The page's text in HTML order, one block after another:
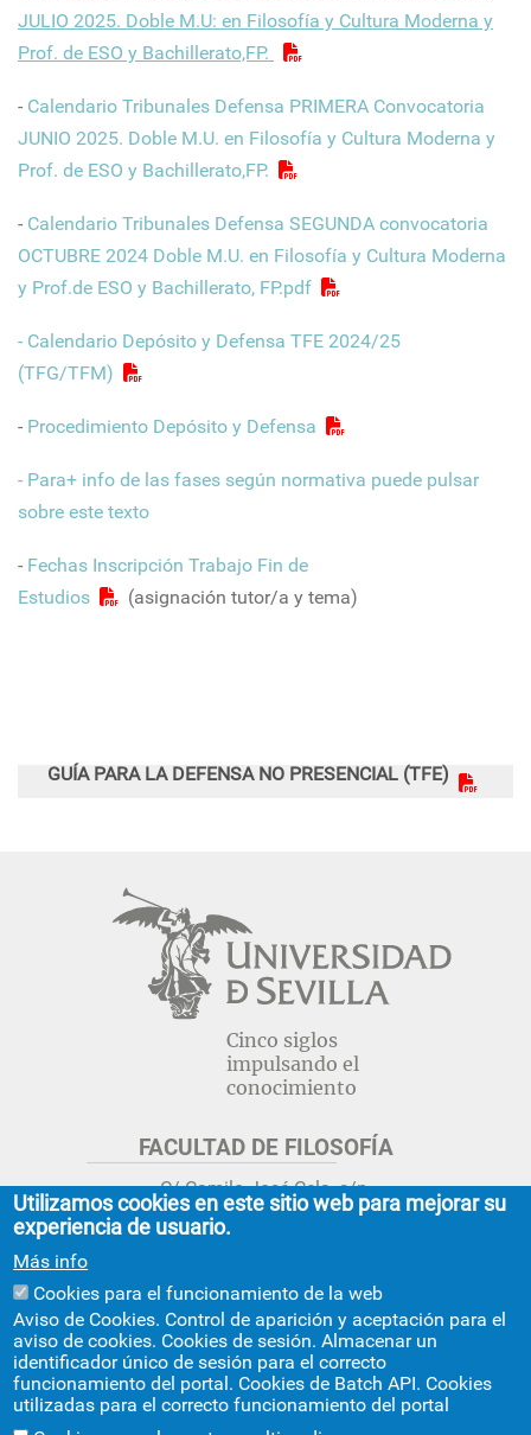
JULIO 2025. Doble M.U: en Filosofía y Cultura Moderna y
Prof. de ESO y Bachillerato,FP.
- Calendario Tribunales Defensa PRIMERA Convocatoria
JUNIO 2025. Doble M.U. en Filosofía y Cultura Moderna y
Prof. de ESO y Bachillerato,FP.
- Calendario Tribunales Defensa SEGUNDA convocatoria
OCTUBRE 2024 Doble M.U. en Filosofía y Cultura Moderna
y Prof.de ESO y Bachillerato, FP.pdf
- Calendario Depósito y Defensa TFE 2024/25
(TFG/TFM)
- Procedimiento Depósito y Defensa
- Para+ info de las fases según normativa puede pulsar
sobre este texto
- Fechas Inscripción Trabajo Fin de
Estudios
(asignación tutor/a y tema)
GUÍA PARA LA DEFENSA NO PRESENCIAL (TFE)
Cinco siglos
impulsando el
conocimiento
FACULTAD DE FILOSOFÍA
C/ Camilo José Cela, s/n.
Sevilla 41018.
adminfil@us.es
+info
GRADO ESTUDIOS ASIA ORIENTAL
Avda. Ciudad Jardín, 20-222
Centro Internacional de la US
asiaoriental@us.es
Utilizamos cookies en este sitio web para mejorar su
experiencia de usuario.
Más info
Cookies para el funcionamiento de la web
Aviso de Cookies. Control de aparición y aceptación para el
aviso de cookies. Cookies de sesión. Almacenar un
identificador único de sesión para el correcto
funcionamiento del portal. Cookies de Batch API. Cookies
utilizadas para el correcto funcionamiento del portal